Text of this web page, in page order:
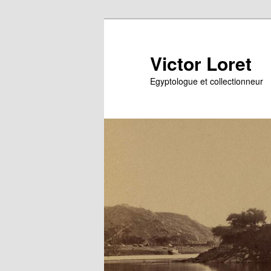
Victor Loret
Egyptologue et collectionneur